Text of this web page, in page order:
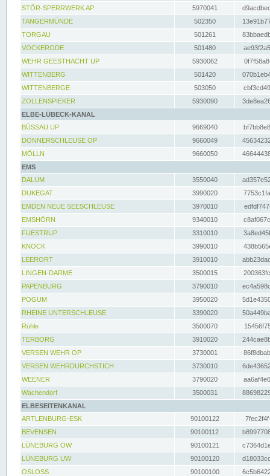
STÖR-SPERRWERK AP 5970041
TANGERMÜNDE
502350
TORGAU
501261
VOCKERODE
501480
WEHR GEESTHACHT UP
5930062
WITTENBERG
501420
WITTENBERGE
503050
ZOLLENSPIEKER
5930090
ELBE-LÜBECK-KANAL
BÜSSAU UP
9669040
DONNERSCHLEUSE OP
9660049
MÖLLN
9660050
EMS
DALUM
3550040
DUKEGAT
3990020
EMDEN NEUE SEESCHLEUSE
3970010
EMSHÖRN
9340010
FUESTRUP
3310010
KNOCK
3990010
LEERORT
3910010
LINGEN-DARME
3500015
PAPENBURG
3790010
POGUM
3950020
RHEINE UNTERSCHLEUSE
3390020
Rühle
3500070
TERBORG
3910020
VERSEN WEHR OP
3730001
VERSEN WEHRDURCHSTICH
3730010
WEENER
3790020
Wachendorf
3500031
ELBESEITENKANAL
ARTLENBURG-ESK
90100122
BEVENSEN
90100112
LÜNEBURG OW
90100121
LÜNEBURG UW
90100120
OSLOSS
90100100